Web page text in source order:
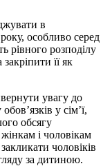
в
особливо серед
рівного розподілу
її як
увагу до
у сім’ї,
обсягу
і чоловікам
чоловіків
за дитиною.